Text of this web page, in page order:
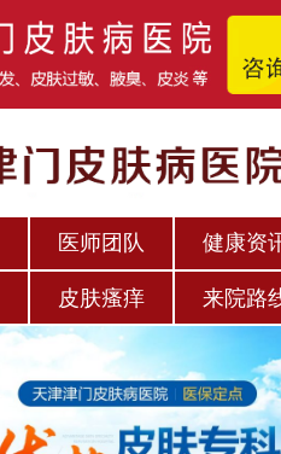
医师团队 健康资
皮肤瘙痒 来院路